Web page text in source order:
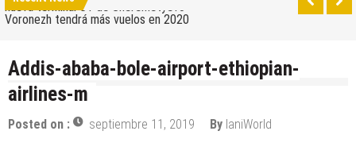
nueva terminal C1 de Sheremetyevo
Voronezh tendrá más vuelos en 2020
Los 10 mejores skateparks en Moscú
Addis-ababa-bole-airport-ethiopian-
airlines-m
Posted on : septiembre 11, 2019 By IaniWorld